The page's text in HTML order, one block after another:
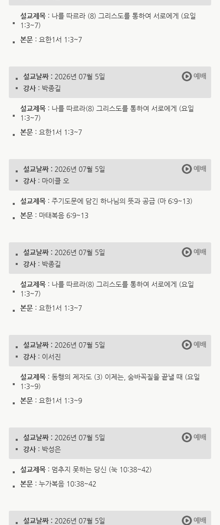
설교제목: 나를 따르라 (8) 그리스도를 통하여 서로에게 (요일
1:3~7)
본문: 요한1서 1:3~7
설교날짜 : 2026년 07월 5일
강사: 박종길
예배
설교제목: 나를 따르라(8) 그리스도를 통하여 서로에게 (요일
1:3~7)
본문: 요한1서 1:3~7
설교날짜 : 2026년 07월 5일
강사: 마이클 오
예배
설교제목: 주기도문에 담긴 하나님의 뜻과 공급 (마 6:9~13)
본문: 마태복음 6:9~13
설교날짜 : 2026년 07월 5일
강사: 박종길
예배
설교제목: 나를 따르라(8) 그리스도를 통하여 서로에게 (요일
1:3~7)
본문: 요한1서 1:3~7
설교날짜 : 2026년 07월 5일
강사: 이서진
예배
설교제목: 동행의 제자도 (3) 이제는, 숨바꼭질을 끝낼 때 (요일
1:3~9)
본문: 요한1서 1:3~9
설교날짜 : 2026년 07월 5일
강사: 박성은
예배
설교제목: 멈추지 못하는 당신 (눅 10:38~42)
본문: 누가복음 10:38~42
설교날짜 : 2026년 07월 5일
예배